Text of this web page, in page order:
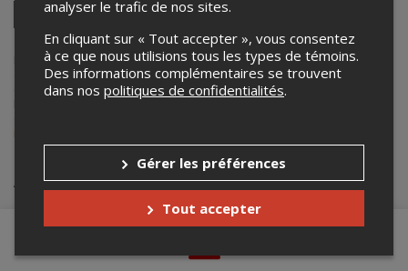
Facebook
Twitter
Linkedin PinterestEnvoyer
par
courriel
Lepointdevente.com agit à titre de mandataire pour Kino Montréal
dans le cadre de l’affichage en ligne et la vente de billets pour ses
événements.
Pour plus d’information à propos de cet événement, veuillez
Achat de billets
analyser le trafic de nos sites.
En cliquant sur « Tout accepter », vous consentez
à ce que nous utilisions tous les types de témoins.
Des informations complémentaires se trouvent
dans nos politiques de confidentialités.
Gérer les préférences
Tout accepter